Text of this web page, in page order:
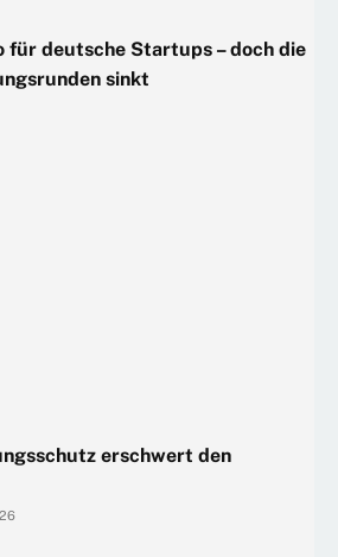
für deutsche Startups – doch die
sinkt
erschwert den